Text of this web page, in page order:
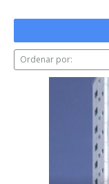
Ordenar por: